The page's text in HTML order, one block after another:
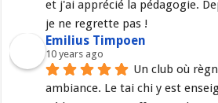
et j'ai apprécié la pédagogie.
je ne regrette pas !
Emilius Timpoen
10 years ago
Un club où
ambiance. Le tai chi y est